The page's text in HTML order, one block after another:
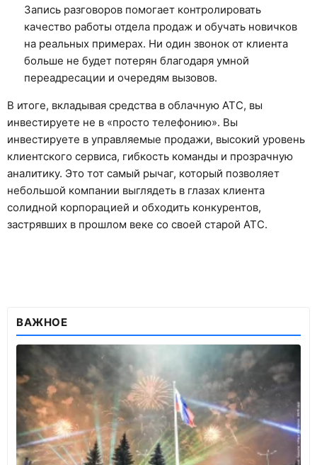
Запись разговоров помогает контролировать
качество работы отдела продаж и обучать новичков
на реальных примерах. Ни один звонок от клиента
больше не будет потерян благодаря умной
переадресации и очередям вызовов.
В итоге, вкладывая средства в облачную АТС, вы
инвестируете не в «просто телефонию». Вы
инвестируете в управляемые продажи, высокий уровень
клиентского сервиса, гибкость команды и прозрачную
аналитику. Это тот самый рычаг, который позволяет
небольшой компании выглядеть в глазах клиента
солидной корпорацией и обходить конкурентов,
застрявших в прошлом веке со своей старой АТС.
ВАЖНОЕ